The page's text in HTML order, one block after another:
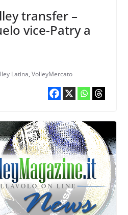
transfer –
vice-Patry a
Latina, VolleyMercato